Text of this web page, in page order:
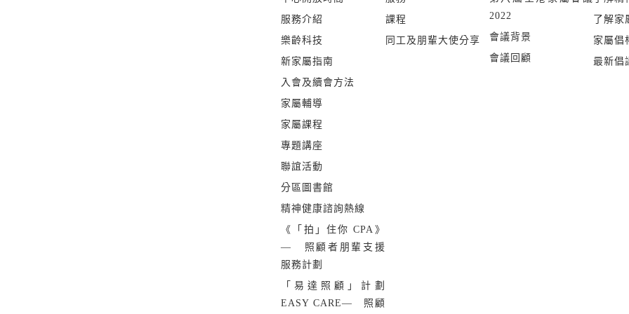
服務介紹
樂齡科技
新家屬指南
入會及續會方法
家屬輔導
家屬課程
專題講座
聯誼活動
分區圖書館
精神健康諮詢熱線
《「拍」住你 CPA》
— 照顧者朋輩支援
服務計劃
「易達照顧」計劃
EASY CARE— 照顧
課程
同工及朋輩大使分享
2022
會議背景
會議回顧
了解家
家屬倡
最新倡